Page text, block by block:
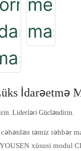
İdarəetmə
Liderləri Gücləndirin.
təmiz rəhbər
YOUSEN xüsusi modul